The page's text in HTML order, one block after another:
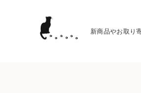
新商品やお取り